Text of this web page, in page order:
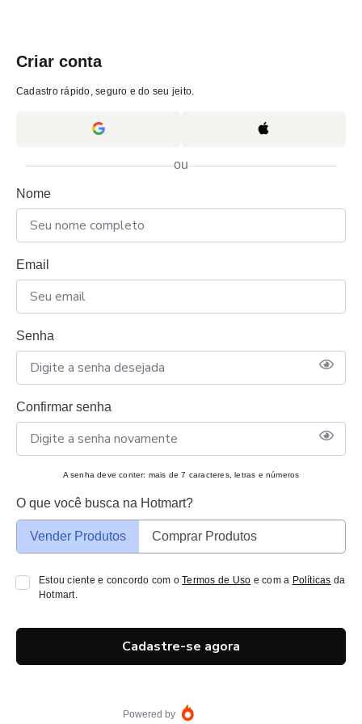
Criar conta
Cadastro rápido, seguro e do seu jeito.
ou
Nome
Email
Senha
Confirmar senha
A senha deve conter: mais de 7 caracteres, letras e números
O que você busca na Hotmart?
Vender Produtos Comprar Produtos
Estou ciente e concordo com oTermos de Uso e com a Políticas da
Hotmart.
Cadastre-se agora
Powered by